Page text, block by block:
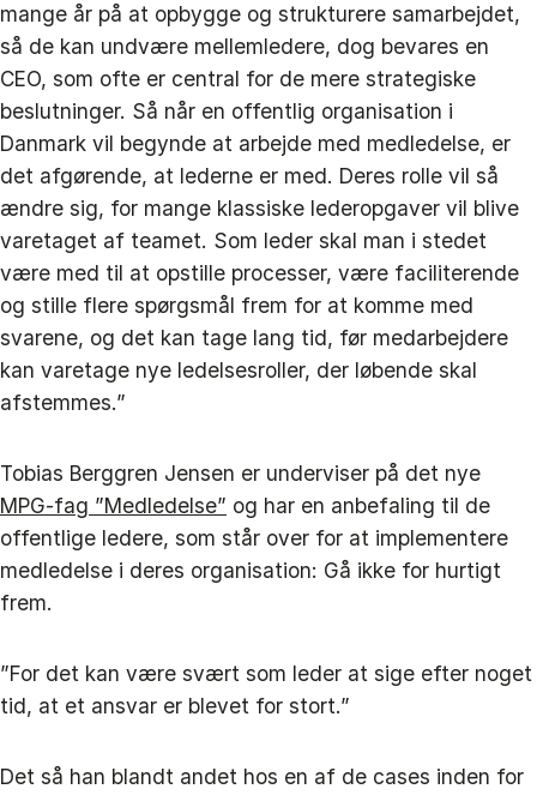
mange år på at opbygge og strukturere samarbejdet,
så de kan undvære mellemledere, dog bevares en
CEO, som ofte er central for de mere strategiske
beslutninger. Så når en offentlig organisation i
Danmark vil begynde at arbejde med medledelse, er
det afgørende, at lederne er med. Deres rolle vil så
ændre sig, for mange klassiske lederopgaver vil blive
varetaget af teamet. Som leder skal man i stedet
være med til at opstille processer, være faciliterende
og stille flere spørgsmål frem for at komme med
svarene, og det kan tage lang tid, før medarbejdere
kan varetage nye ledelsesroller, der løbende skal
afstemmes.”
Tobias Berggren Jensen er underviser på det nye
MPG-fag ”Medledelse” og har en anbefaling til de
offentlige ledere, som står over for at implementere
medledelse i deres organisation: Gå ikke for hurtigt
frem.
”For det kan være svært som leder at sige efter noget
tid, at et ansvar er blevet for stort.”
Det så han blandt andet hos en af de cases inden for